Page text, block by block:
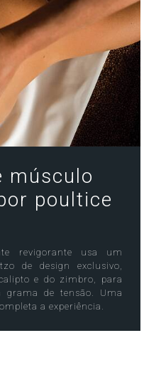
músculo
poultice
revigorante usa um
de design exclusivo,
e do zimbro, para
grama de tensão. Uma
a experiência.